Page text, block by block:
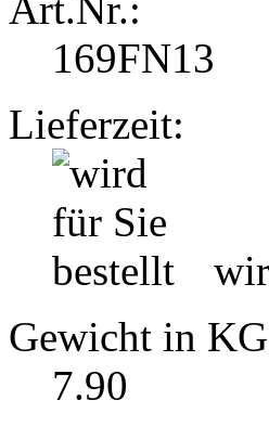
169FN13
Lieferzeit:
Gewicht in
7.90